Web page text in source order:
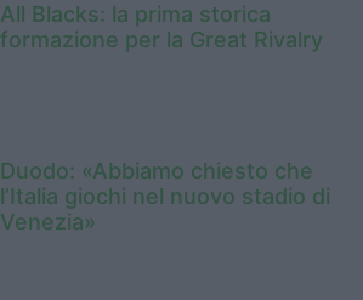
All Blacks: la prima storica
formazione per la Great Rivalry
Duodo: «Abbiamo chiesto che
l’Italia giochi nel nuovo stadio di
Venezia»